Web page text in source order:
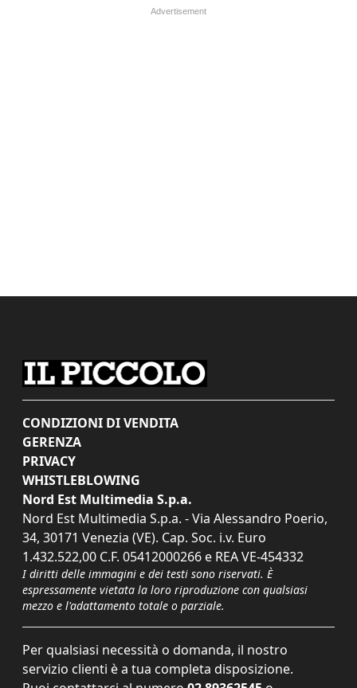
CONDIZIONI DI VENDITA
GERENZA
PRIVACY
WHISTLEBLOWING
Nord Est Multimedia S.p.a.
Nord Est Multimedia S.p.a. - Via Alessandro Poerio,
34, 30171 Venezia (VE). Cap. Soc. i.v. Euro
1.432.522,00 C.F. 05412000266 e REA VE-454332
I diritti delle immagini e dei testi sono riservati. È
espressamente vietata la loro riproduzione con qualsiasi
mezzo e l'adattamento totale o parziale.
Per qualsiasi necessità o domanda, il nostro
servizio clienti è a tua completa disposizione.